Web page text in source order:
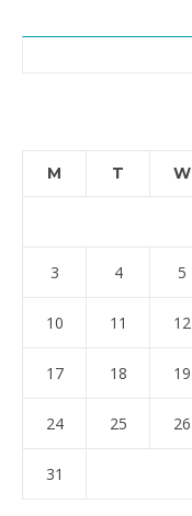
M T W
3 4 5
10 11 12
17 18 19
24 25 26
31